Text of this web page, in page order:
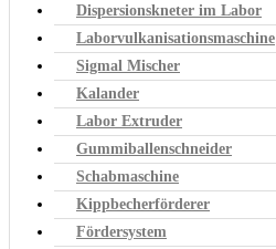
Dispersionskneter im Labor
Laborvulkanisationsmaschine
Sigmal Mischer
Kalander
Labor Extruder
Gummiballenschneider
Schabmaschine
Kippbecherförderer
Fördersystem